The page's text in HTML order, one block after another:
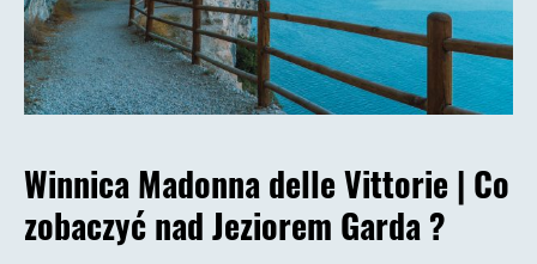
Winnica Madonna delle Vittorie | Co
zobaczyć nad Jeziorem Garda ?